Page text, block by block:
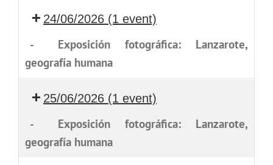
24/06/2026 (1 event)
-
Exposición fotográfica: Lanzarote,
geografía humana
25/06/2026 (1 event)
-
Exposición fotográfica: Lanzarote,
geografía humana